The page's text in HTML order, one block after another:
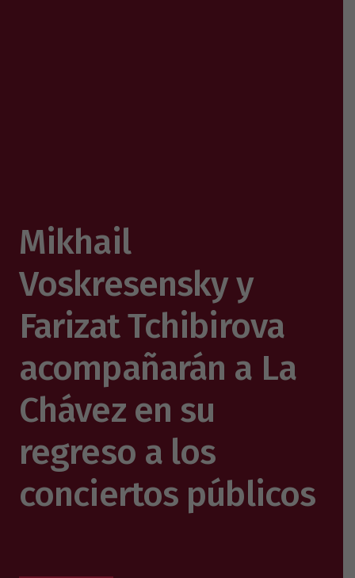
Mikhail
Voskresensky y
Farizat Tchibirova
acompañarán a La
Chávez en su
regreso a los
conciertos públicos